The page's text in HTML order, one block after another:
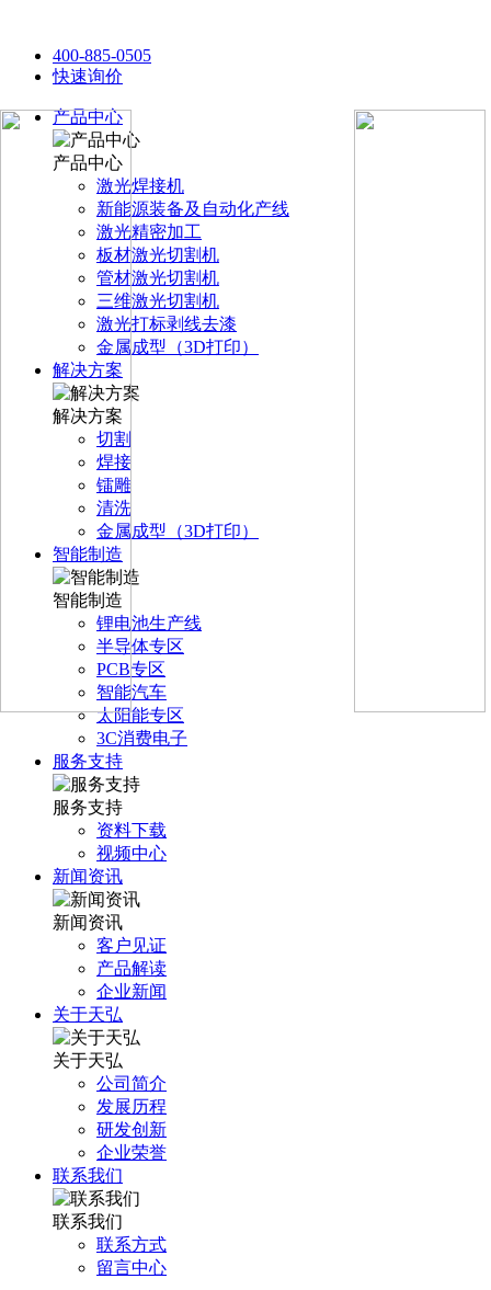
400-885-0505
快速询价
产品中心
产品中心
激光焊接机
新能源装备及自动化产线
激光精密加工
板材激光切割机
管材激光切割机
三维激光切割机
激光打标剥线去漆
金属成型（3D打印）
解决方案
解决方案
切割
焊接
镭雕
清洗
金属成型（3D打印）
智能制造
智能制造
锂电池生产线
半导体专区
PCB专区
智能汽车
太阳能专区
3C消费电子
服务支持
服务支持
资料下载
视频中心
新闻资讯
新闻资讯
客户见证
产品解读
企业新闻
关于天弘
关于天弘
公司简介
发展历程
研发创新
企业荣誉
联系我们
联系我们
联系方式
留言中心